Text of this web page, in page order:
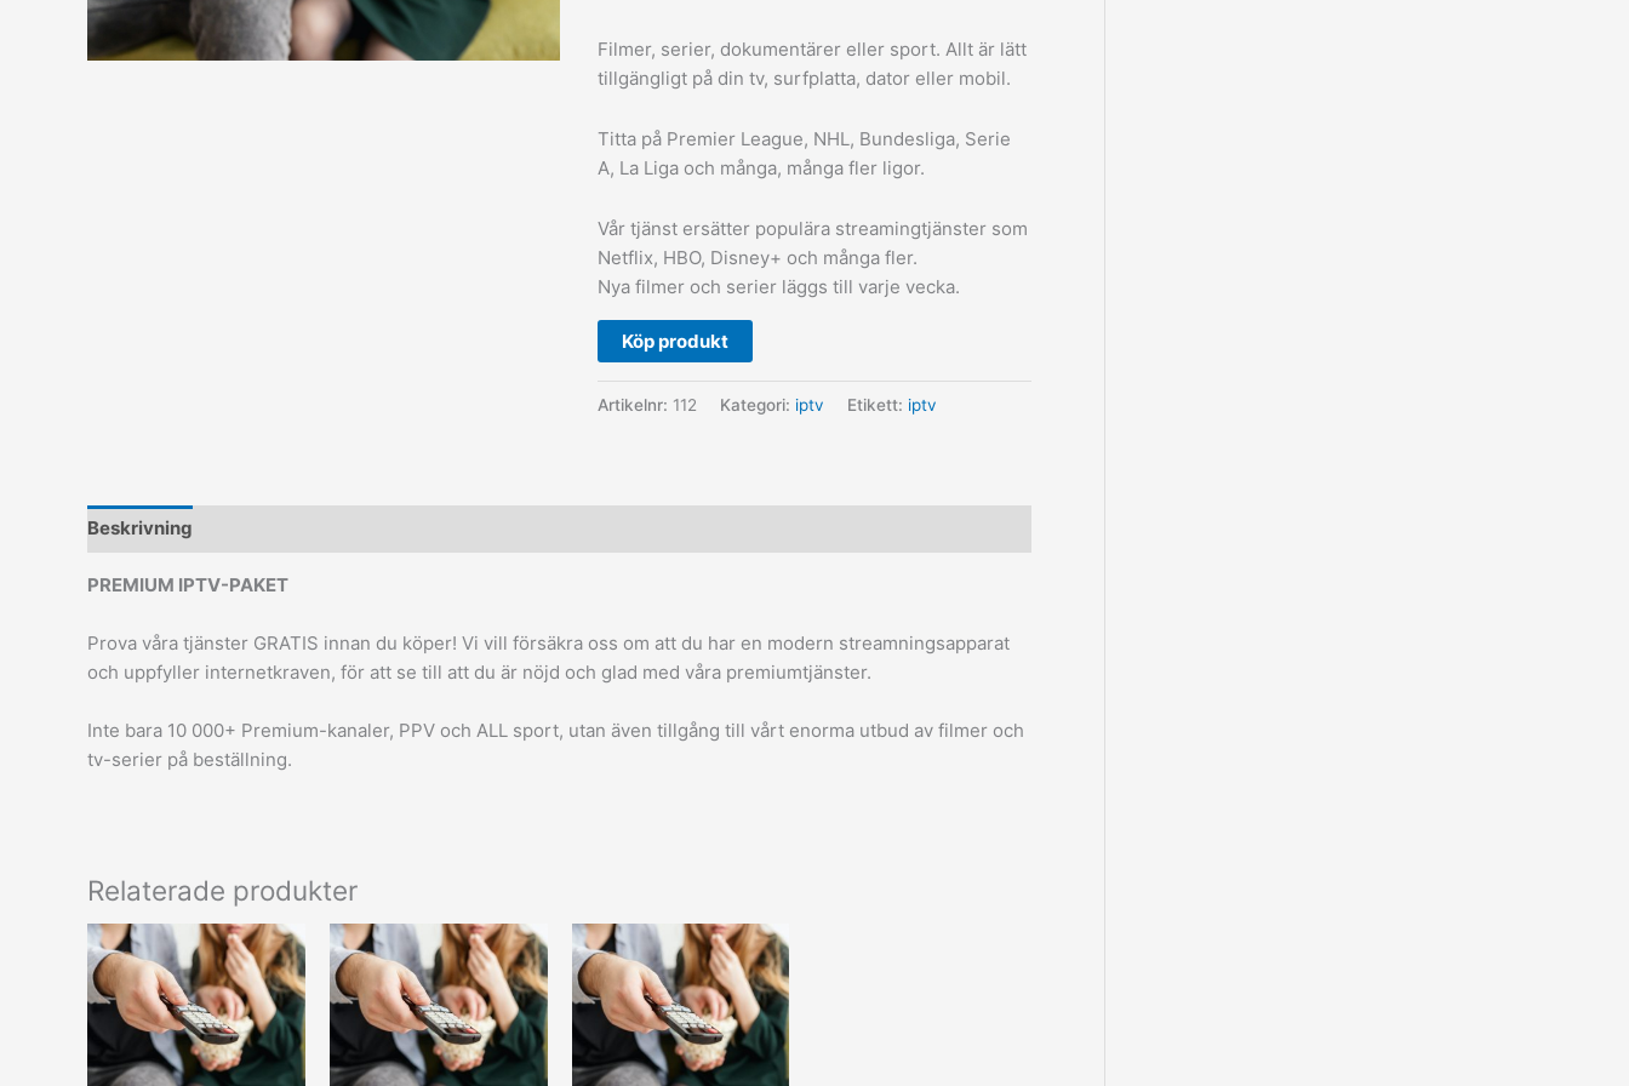
Filmer, serier, dokumentärer eller sport. Allt är lätt
tillgängligt på din tv, surfplatta, dator eller mobil.
Titta på Premier League, NHL, Bundesliga, Serie
A, La Liga och många, många fler ligor.
Vår tjänst ersätter populära streamingtjänster som
Netflix, HBO, Disney+ och många fler.
Nya filmer och serier läggs till varje vecka.
Köp produkt
Artikelnr: 112 Kategori: iptv Etikett: iptv
Beskrivning
PREMIUM IPTV-PAKET
Prova våra tjänster GRATIS innan du köper! Vi vill försäkra oss om att du har en modern streamningsapparat
och uppfyller internetkraven, för att se till att du är nöjd och glad med våra premiumtjänster.
Inte bara 10 000+ Premium-kanaler, PPV och ALL sport, utan även tillgång till vårt enorma utbud av filmer och
tv-serier på beställning.
Relaterade produkter